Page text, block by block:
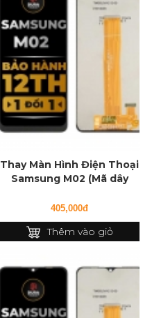
Thay Màn Hình Điện Thoại
Samsung M02 (Mã dây
405,000đ
Thêm vào giỏ